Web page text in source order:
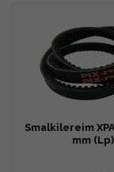
Smalkilereim
mm (Lp)